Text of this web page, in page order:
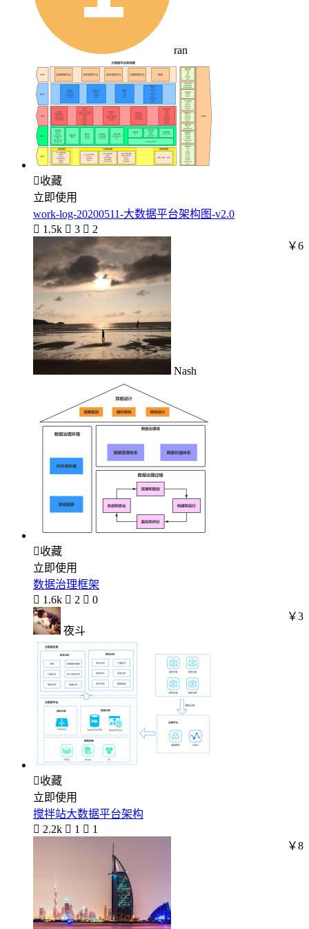
ran
收藏
立即使用
work-log-20200511-大数据平台架构图-v2.0
 1.5k  3  2
Nash
￥6
收藏
立即使用
数据治理框架
 1.6k  2  0
夜斗
￥3
收藏
立即使用
搅拌站大数据平台架构
 2.2k  1  1
￥8